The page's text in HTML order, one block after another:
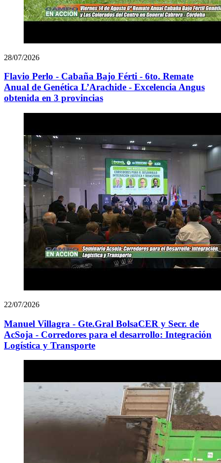
28/07/2026
Flavio Perlo - Cabaña Bajo Férti - 6to. Remate
Anual de Genética L’Arachide - Excelencia Angus
obtenida en 3 provincias
22/07/2026
Manuel Villagra - Gte.Gral BolsaCER y Secr. de
AcSoja - Corredores para el desarrollo: Integración
Logística y Transporte